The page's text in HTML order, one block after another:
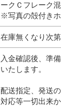
ークＣフレーク
※写真の殻付きホ
在庫無くなり次
入金確認後、準
いたします。
配送指定、発送
対応等一切出来か